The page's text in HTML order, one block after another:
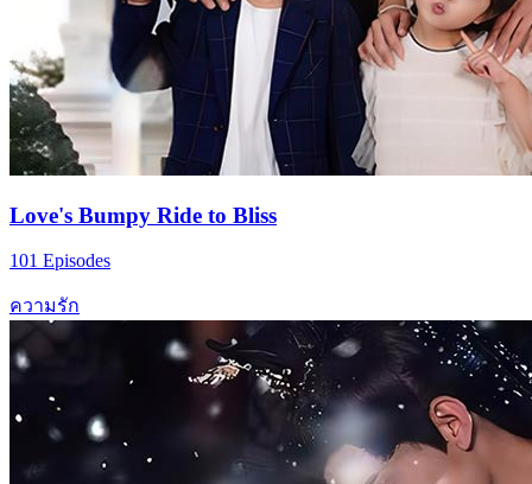
Love's Bumpy Ride to Bliss
101 Episodes
ความรัก